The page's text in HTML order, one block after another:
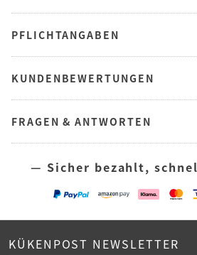
PFLICHTANGABEN
KUNDENBEWERTUNGEN
FRAGEN & ANTWORTEN
— Sicher bezahlt,
KÜKENPOST NEWSLETTER